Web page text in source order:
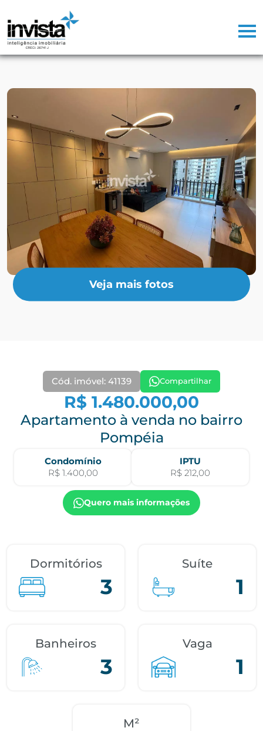
Veja mais fotos
Cód. imóvel: 41139 Compartilhar
R$ 1.480.000,00
Apartamento à venda no bairro
Pompéia
Condomínio
R$ 1.400,00
IPTU
R$ 212,00
Quero mais informações
Dormitórios
3
Suíte
1
Banheiros
3
Vaga
1
M²